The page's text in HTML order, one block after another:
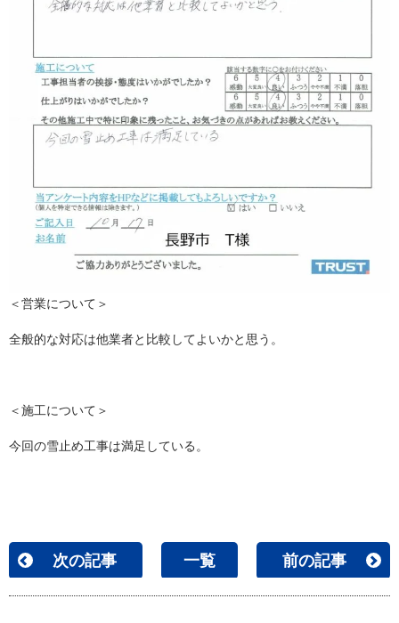
＜営業について＞
全般的な対応は他業者と比較してよいかと思う。
＜施工について＞
今回の雪止め工事は満足している。
次の記事 一覧 前の記事